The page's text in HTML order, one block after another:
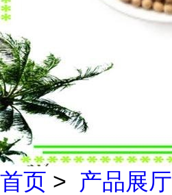
首页 > 产品展厅